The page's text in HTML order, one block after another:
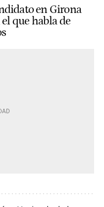
en Girona
que habla de